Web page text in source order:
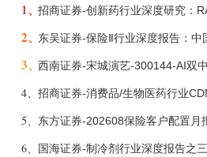
1、
2、
3、
4、
5、
6、